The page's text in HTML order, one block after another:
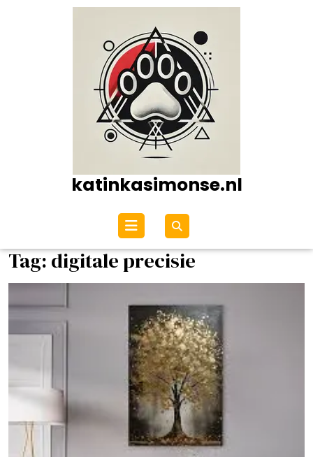
katinkasimonse.nl
Open
menu
Tag: digitale precisie